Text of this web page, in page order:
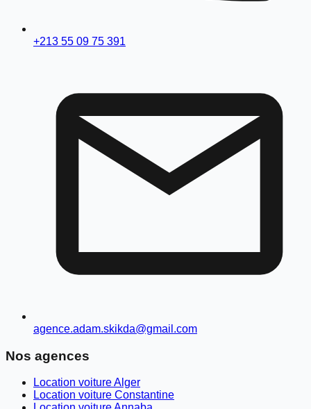
+213 55 09 75 391
agence.adam.skikda@gmail.com
Nos agences
Location voiture Alger
Location voiture Constantine